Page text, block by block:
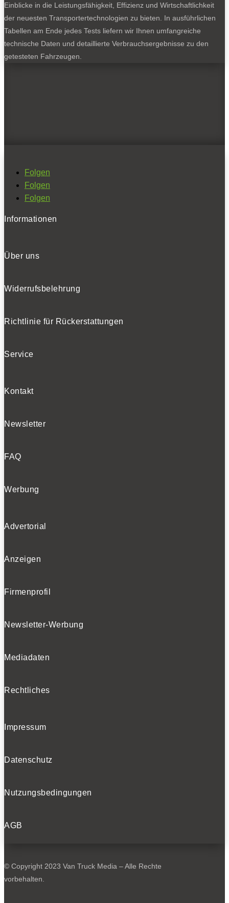
Einblicke in die Leistungsfähigkeit, Effizienz und Wirtschaftlichkeit
der neuesten Transportertechnologien zu bieten. In ausführlichen
Tabellen am Ende jedes Tests liefern wir Ihnen umfangreiche
technische Daten und detaillierte Verbrauchsergebnisse zu den
getesteten Fahrzeugen.
Folgen
Folgen
Folgen
Informationen
Über uns
Widerrufsbelehrung
Richtlinie für Rückerstattungen
Service
Kontakt
Newsletter
FAQ
Werbung
Advertorial
Anzeigen
Firmenprofil
Newsletter-Werbung
Mediadaten
Rechtliches
Impressum
Datenschutz
Nutzungsbedingungen
AGB
© Copyright 2023 Van Truck Media – Alle Rechte
vorbehalten.